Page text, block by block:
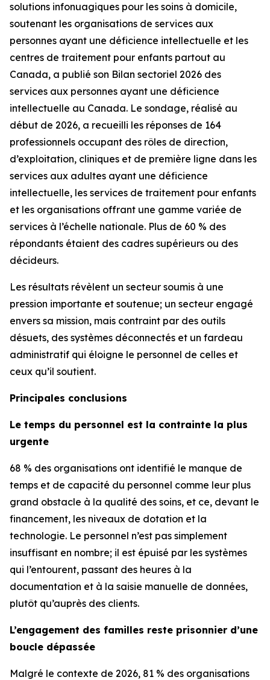
solutions infonuagiques pour les soins à domicile,
soutenant les organisations de services aux
personnes ayant une déficience intellectuelle et les
centres de traitement pour enfants partout au
Canada, a publié son Bilan sectoriel 2026 des
services aux personnes ayant une déficience
intellectuelle au Canada. Le sondage, réalisé au
début de 2026, a recueilli les réponses de 164
professionnels occupant des rôles de direction,
d’exploitation, cliniques et de première ligne dans les
services aux adultes ayant une déficience
intellectuelle, les services de traitement pour enfants
et les organisations offrant une gamme variée de
services à l’échelle nationale. Plus de 60 % des
répondants étaient des cadres supérieurs ou des
décideurs.
Les résultats révèlent un secteur soumis à une
pression importante et soutenue; un secteur engagé
envers sa mission, mais contraint par des outils
désuets, des systèmes déconnectés et un fardeau
administratif qui éloigne le personnel de celles et
ceux qu’il soutient.
Principales conclusions
Le temps du personnel est la contrainte la plus
urgente
68 % des organisations ont identifié le manque de
temps et de capacité du personnel comme leur plus
grand obstacle à la qualité des soins, et ce, devant le
financement, les niveaux de dotation et la
technologie. Le personnel n’est pas simplement
insuffisant en nombre; il est épuisé par les systèmes
qui l’entourent, passant des heures à la
documentation et à la saisie manuelle de données,
plutôt qu’auprès des clients.
L’engagement des familles reste prisonnier d’une
boucle dépassée
Malgré le contexte de 2026, 81 % des organisations